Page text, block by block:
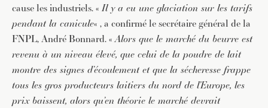
cause les industriels. «Il y a eu une glaciation sur les tarifs
pendant la canicule« , a confirmé le secrétaire général de la
FNPL, André Bonnard. «Alors que le marché du beurre est
revenu à un niveau élevé, que celui de la poudre de lait
montre des signes d’écoulement et que la sécheresse frappe
tous les gros producteurs laitiers du nord de l’Europe, les
prix baissent, alors qu’en théorie le marché devrait